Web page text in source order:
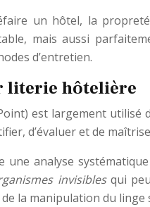
un hôtel, la
mais aussi
d’entretien.
literie hôtelière
est largement
d’évaluer et de
une analyse
invisibles qui
la manipulation du